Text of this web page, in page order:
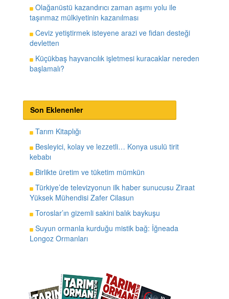
Olağanüstü kazandırıcı zaman aşımı yolu ile
taşınmaz mülkiyetinin kazanılması
Ceviz yetiştirmek isteyene arazi ve fidan desteği
devletten
Küçükbaş hayvancılık işletmesi kuracaklar nereden
başlamalı?
Son Eklenenler
Tarım Kitaplığı
Besleyici, kolay ve lezzetli… Konya usulü tirit
kebabı
Birlikte üretim ve tüketim mümkün
Türkiye’de televizyonun ilk haber sunucusu Ziraat
Yüksek Mühendisi Zafer Cilasun
Toroslar’ın gizemli sakini balık baykuşu
Suyun ormanla kurduğu mistik bağ: İğneada
Longoz Ormanları